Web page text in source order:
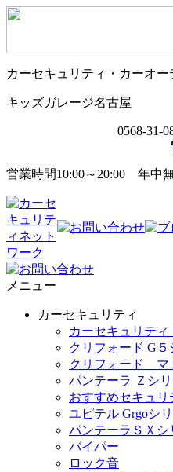
カーセキュリティ・カーオ
キッズガレージ名古屋
0568-31-
営業時間10:00～20:00 年中
メニュー
カーセキュリティ
カーセキュリテ
クリフォード G５
クリフォード マ
パンテーラ Ｚシ
おすすめセキュリ
ユピテル Grgoシ
パンテーラＳＸシ
バイパー
ロック音